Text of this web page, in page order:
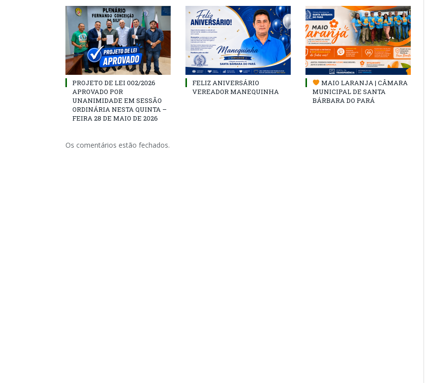
PROJETO DE LEI 002/2026
APROVADO POR
UNANIMIDADE EM SESSÃO
ORDINÁRIA NESTA QUINTA –
FEIRA 28 DE MAIO DE 2026
FELIZ ANIVERSÁRIO
VEREADOR MANEQUINHA
MAIO LARANJA | CÂMARA
MUNICIPAL DE SANTA
BÁRBARA DO PARÁ
Os comentários estão fechados.